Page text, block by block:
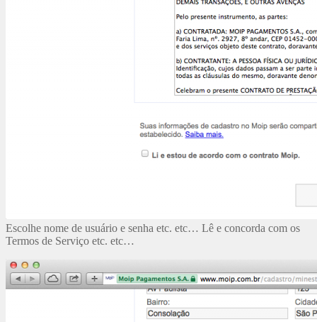
Escolhe nome de usuário e senha etc. etc… Lê e concorda com os
Termos de Serviço etc. etc…